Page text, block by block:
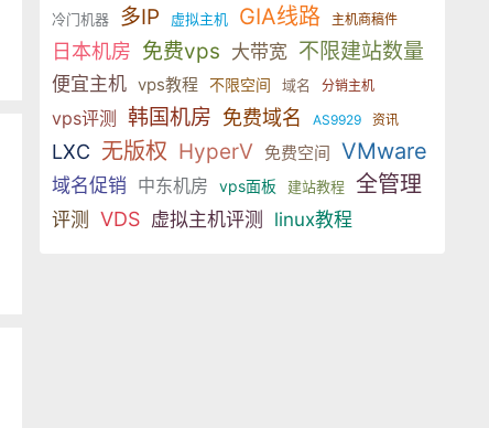
冷门机器 多IP 虚拟主机 GIA线路 主机商稿件
日本机房 免费vps 大带宽 不限建站数量
便宜主机 vps教程 不限空间 域名 分销主机
vps评测 韩国机房 免费域名 AS9929 资讯
LXC 无版权 HyperV 免费空间 VMware
域名促销 中东机房 vps面板 建站教程 全管理
评测 VDS 虚拟主机评测 linux教程